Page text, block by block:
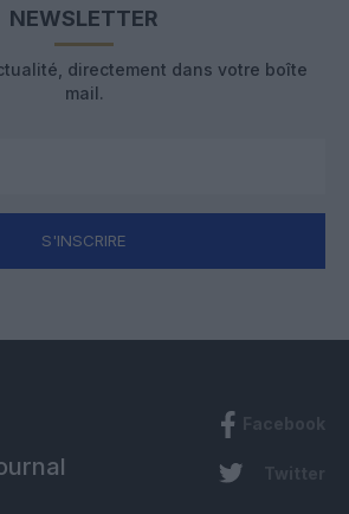
NEWSLETTER
directement dans votre boîte
mail.
S'INSCRIRE